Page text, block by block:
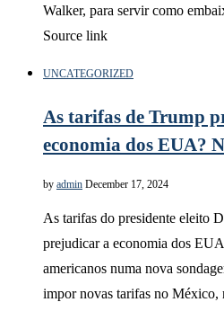
Walker, para servir como
Source link
UNCATEGORIZED
As tarifas de Trump
economia dos EUA?
by admin December 17, 2024
As tarifas do presidente eleito
prejudicar a economia dos
americanos numa nova
impor novas tarifas no